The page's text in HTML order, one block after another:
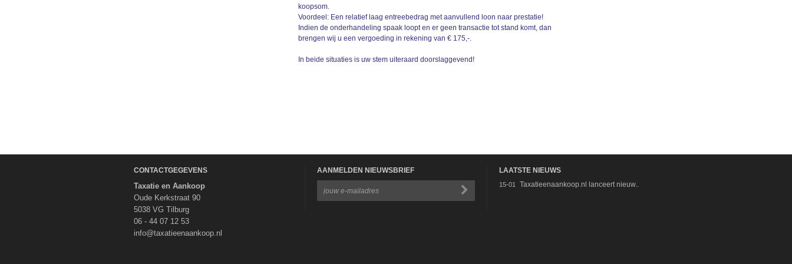
koopsom.
Voordeel: Een relatief laag entreebedrag met aanvullend loon naar prestatie!
Indien de onderhandeling spaak loopt en er geen transactie tot stand komt, dan
brengen wij u een vergoeding in rekening van € 175,-.
In beide situaties is uw stem uiteraard doorslaggevend!
CONTACTGEGEVENS
Taxatie en Aankoop
Oude Kerkstraat 90
5038 VG Tilburg
06 - 44 07 12 53
info@taxatieenaankoop.nl
AANMELDEN NIEUWSBRIEF LAATSTE NIEUWS
15-01 Taxatieenaankoop.nl lanceert nieuw..